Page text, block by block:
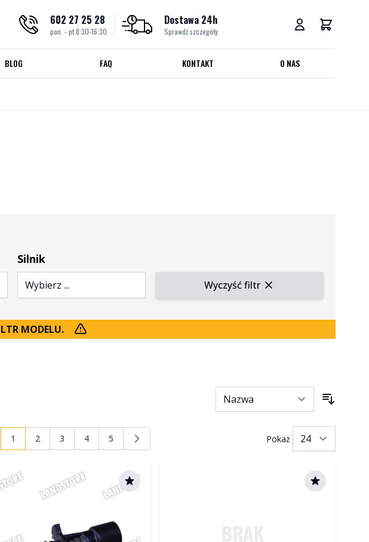
602 27 25 28
pon. - pt 8:30-16:30
Dostawa 24h
Sprawdź szczegóły
BLOG FAQ KONTAKT O NAS
Silnik
Wybierz ... Wyczyść filtr
MODELU.
Aktualnie czytasz stronę
1 Strona
2 Strona
3 Strona
4 Strona
5 Pokaż